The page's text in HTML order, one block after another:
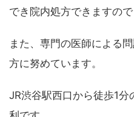
でき院内処方できますので
また、専門の医師による
方に努めています。
JR渋谷駅西口から徒歩1